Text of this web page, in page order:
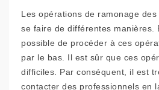
Les opérations de ramonage
se faire de différentes manières.
possible de procéder à ces
par le bas. Il est sûr que ces
difficiles. Par conséquent, il est
contacter des professionnels en